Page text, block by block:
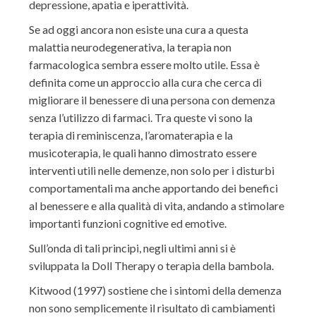
depressione, apatia e iperattività.
Se ad oggi ancora non esiste una cura a questa
malattia neurodegenerativa, la terapia non
farmacologica sembra essere molto utile. Essa è
definita come un approccio alla cura che cerca di
migliorare il benessere di una persona con demenza
senza l’utilizzo di farmaci. Tra queste vi sono la
terapia di reminiscenza, l’aromaterapia e la
musicoterapia, le quali hanno dimostrato essere
interventi utili nelle demenze, non solo per i disturbi
comportamentali ma anche apportando dei benefici
al benessere e alla qualità di vita, andando a stimolare
importanti funzioni cognitive ed emotive.
Sull’onda di tali principi, negli ultimi anni si è
sviluppata la Doll Therapy o terapia della bambola.
Kitwood (1997) sostiene che i sintomi della demenza
non sono semplicemente il risultato di cambiamenti